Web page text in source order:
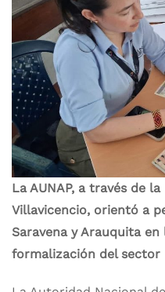
La AUNAP, a través de
Villavicencio, orientó a
Saravena y Arauquita
formalización del sector